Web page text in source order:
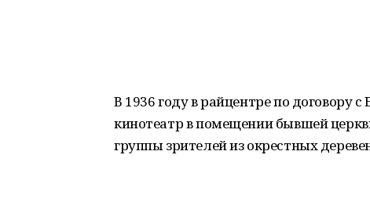
В 1936 году в райцентре по договору
кинотеатр в помещении бывшей
группы зрителей из окрестных